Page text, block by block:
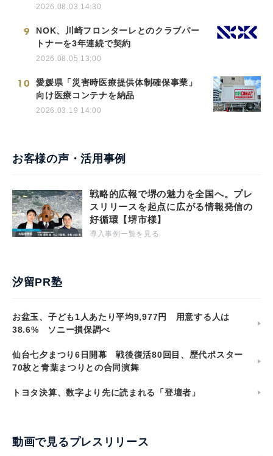
2026.08.03 14:30
9
NOK、川崎フロンターレとのクラブパー
トナーを3年連続で契約
2026.08.05 13:00
10
愛媛県「災害時医療提供体制確保事業」
向け医療コンテナを納品
2026.03.19 14:00
お客様の声・活用事例
戦略的広報で堺の魅力を全国へ。プレ
スリリースを起点に広がる情報発信の
好循環【堺市様】
導入事例一覧を見る
汐留PR塾
お盆玉、子ども1人あたり平均9,977円 用意する人は
38.6% ソニー損保調べ
仙台七夕まつり6日開幕 戦後復活80回目、歴代ポスター
70枚と青葉まつりとの合同演舞
トヨタ決算、数字より先に読まれる「登壇者」
動画で見るプレスリリース